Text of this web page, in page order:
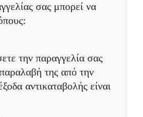
σας μπορεί να
την παραγγελία σας
της από την
αντικαταβολής είναι